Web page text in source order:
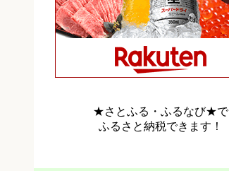
★さとふる・ふるなび★で
ふるさと納税できます！